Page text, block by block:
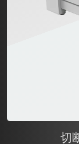
切